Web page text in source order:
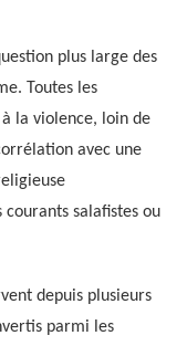
plus large des
Toutes les
la violence, loin de
avec une
courants salafistes ou
depuis plusieurs
parmi les